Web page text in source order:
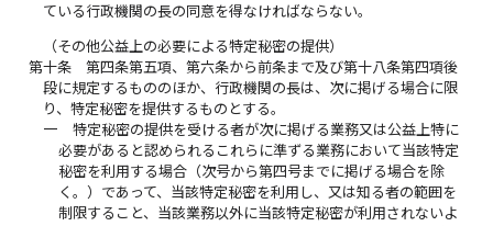
ている行政機関の長の同意を得なければならない。
（その他公益上の必要による特定秘密の提供）
第十条
第四条第五項、第六条から前条まで及び第十八条第四項後
段に規定するもののほか、行政機関の長は、次に掲げる場合に限
り、特定秘密を提供するものとする。
一
特定秘密の提供を受ける者が次に掲げる業務又は公益上特に
必要があると認められるこれらに準ずる業務において当該特定
秘密を利用する場合（次号から第四号までに掲げる場合を除
く。）であって、当該特定秘密を利用し、又は知る者の範囲を
制限すること、当該業務以外に当該特定秘密が利用されないよ